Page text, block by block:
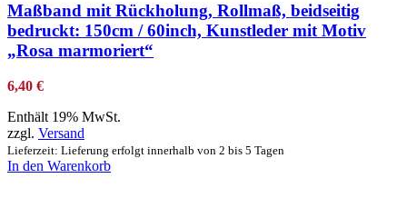
Maßband mit Rückholung, Rollmaß, beidseitig
bedruckt: 150cm / 60inch, Kunstleder mit Motiv
„Rosa marmoriert“
6,40 €
Enthält 19% MwSt.
zzgl. Versand
Lieferzeit: Lieferung erfolgt innerhalb von 2 bis 5 Tagen
In den Warenkorb